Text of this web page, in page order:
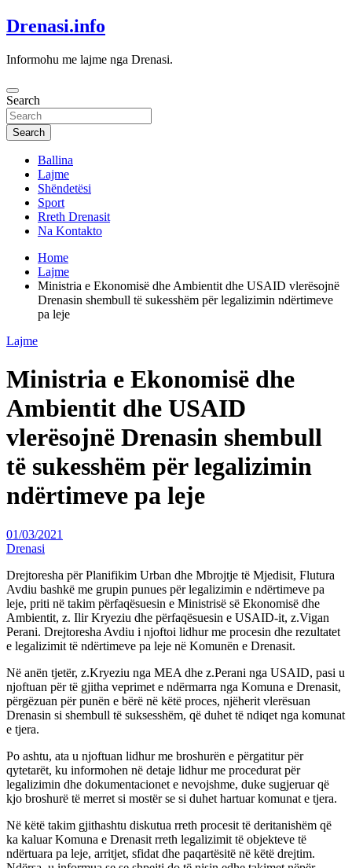
Skip
to
Drenasi.info
Informohu me lajme nga Drenasi.
Search
Search
Ballina
Lajme
Shëndetësi
Sport
Rreth Drenasit
Na Kontakto
Home
Lajme
Ministria e Ekonomisë dhe Ambientit dhe USAID vlerësojnë
Drenasin shembull të sukesshëm për legalizimin ndërtimeve
pa leje
Lajme
Ministria e Ekonomisë dhe
Ambientit dhe USAID
vlerësojnë Drenasin shembull
të sukesshëm për legalizimin
ndërtimeve pa leje
01/03/2021
Drenasi
Drejtoresha për Planifikim Urban dhe Mbrojtje të Mjedisit, Flutura
Avdiu bashkë me grupin punues për legalizimin e ndërtimeve pa
leje, priti në takim përfaqësuesin e Ministrisë së Ekonomisë dhe
Ambientit, z. Ilir Kryeziu dhe përfaqësuesin e USAID-it, z.Vigan
Perani. Drejtoresha Avdiu i njoftoi lidhur me procesin dhe rezultatet
e legalizimit të ndërtimeve pa leje në Komunën e Drenasit.
Në anën tjetër, z.Kryeziu nga MEA dhe z.Perani nga USAID, pasi u
njoftuan për të gjitha veprimet e ndërmarra nga Komuna e Drenasit,
përgëzuan për punën e bërë në këtë proces, njëherit vlerësuan
Drenasin si shembull të suksesshëm, që duhet të ndiqet nga komunat
e tjera.
Po ashtu, ata u njoftuan lidhur me broshurën e përgatitur për
qytetarët, ku informohen në detaje lidhur me procedurat për
legalizimin dhe dokumentacionet e nevojshme, duke sugjeruar që
kjo broshurë të merret si mostër se si duhet hartuar komunat e tjera.
Në këtë takim gjithashtu diskutua rreth procesit të deritanishëm që
ka kaluar Komuna e Drenasit rreth legalizimit të objekteve të
ndërtuara pa leje, arritjet, sfidat dhe paqartësitë në këtë drejtim.